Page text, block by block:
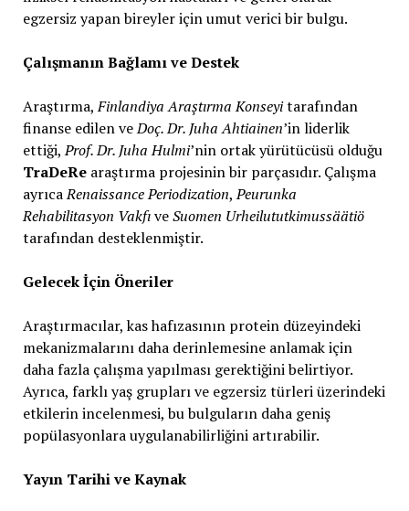
egzersiz yapan bireyler için umut verici bir bulgu.
Çalışmanın Bağlamı ve Destek
Araştırma,Finlandiya Araştırma Konseyitarafından
finanse edilen veDoç. Dr. Juha Ahtiainen’in liderlik
ettiği,Prof. Dr. Juha Hulmi’nin ortak yürütücüsü olduğu
TraDeRearaştırma projesinin bir parçasıdır. Çalışma
ayrıcaRenaissance Periodization,Peurunka
Rehabilitasyon VakfıveSuomen Urheilututkimussäätiö
tarafından desteklenmiştir.
Gelecek İçin Öneriler
Araştırmacılar, kas hafızasının protein düzeyindeki
mekanizmalarını daha derinlemesine anlamak için
daha fazla çalışma yapılması gerektiğini belirtiyor.
Ayrıca, farklı yaş grupları ve egzersiz türleri üzerindeki
etkilerin incelenmesi, bu bulguların daha geniş
popülasyonlara uygulanabilirliğini artırabilir.
Yayın Tarihi ve Kaynak